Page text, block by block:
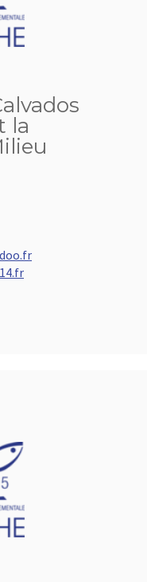
la